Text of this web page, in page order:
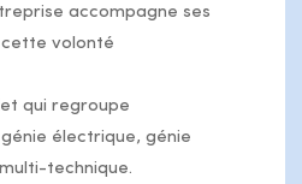
accompagne ses
cette volonté
qui regroupe
électrique, génie
technique.